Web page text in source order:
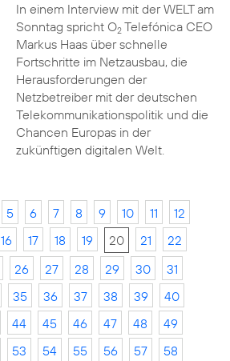
In einem Interview mit der WELT am
Sonntag spricht O2Telefónica CEO
Markus Haas über schnelle
Fortschritte im Netzausbau, die
Herausforderungen der
Netzbetreiber mit der deutschen
Telekommunikationspolitik und die
Chancen Europas in der
zukünftigen digitalen Welt.
5 6 7 8 9 10 11
12
16 17 18 19 20 21
22
26 27 28 29 30
31
35 36 37 38 39
40
44 45 46 47 48
49
53 54 55 56 57
58